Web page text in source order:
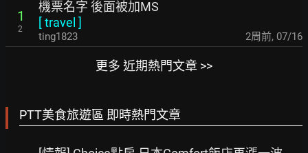
1
2
機票名字 後面被加MS
[travel ]
ting1823 2周前, 07/16
更多 近期熱門文章 >>
PTT美食旅遊區 即時熱門文章